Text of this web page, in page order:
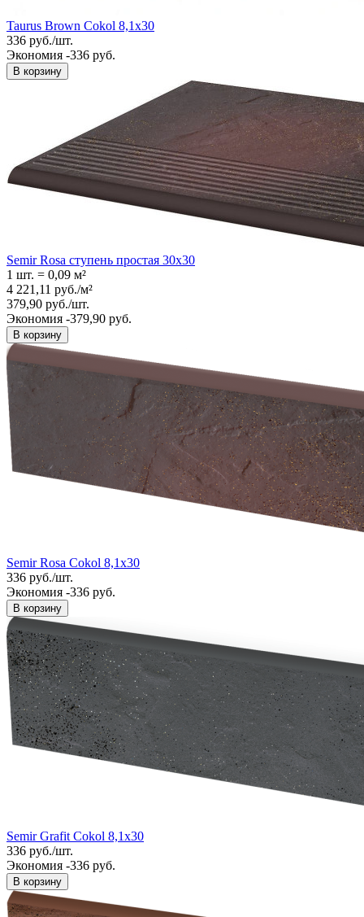
Taurus Brown Cokol 8,1x30
336 руб./шт.
Экономия -336 руб.
В корзину
Semir Rosa ступень простая 30x30
1 шт. = 0,09 м²
4 221,11 руб./м²
379,90 руб./шт.
Экономия -379,90 руб.
В корзину
Semir Rosa Cokol 8,1x30
336 руб./шт.
Экономия -336 руб.
В корзину
Semir Grafit Cokol 8,1x30
336 руб./шт.
Экономия -336 руб.
В корзину